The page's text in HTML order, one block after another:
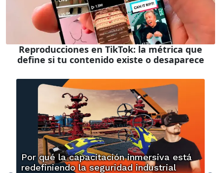
Reproducciones en TikTok: la métrica que
define si tu contenido existe o desaparece
Por qué la capacitación inmersiva está
redefiniendo la seguridad industrial